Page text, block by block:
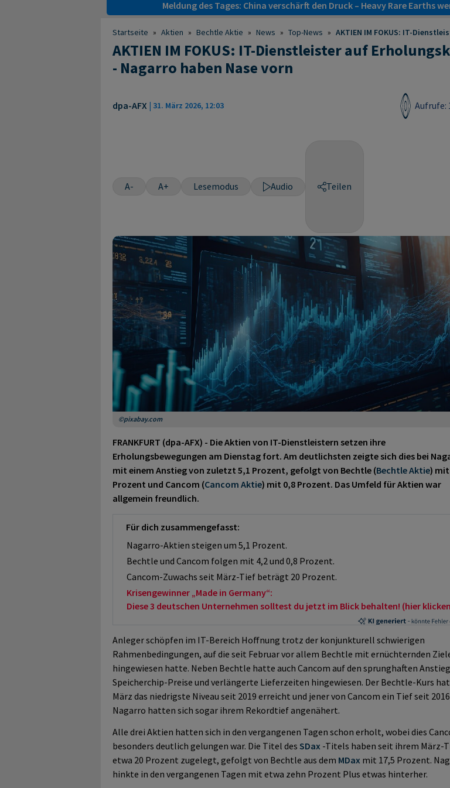
Meldung des Tages: China verschärft den Druck – Heavy Rare Earths
Startseite » Aktien » Bechtle Aktie » News » Top-News » AKTIEN IM FOKUS: IT-
AKTIEN IM FOKUS: IT-Dienstleister auf
- Nagarro haben Nase vorn
dpa-AFX | 31. März 2026, 12:03 Aufrufe:
A- A+ Lesemodus Audio Teilen
©pixabay.com
FRANKFURT (dpa-AFX) - Die Aktien von IT-Dienstleistern setzen ihre
Erholungsbewegungen am Dienstag fort. Am deutlichsten zeigte sich dies bei
mit einem Anstieg von zuletzt 5,1 Prozent, gefolgt von Bechtle (Bechtle Aktie) mit
Prozent und Cancom (Cancom Aktie) mit 0,8 Prozent. Das Umfeld für Aktien war
allgemein freundlich.
Für dich zusammengefasst:
Nagarro-Aktien steigen um 5,1 Prozent.
Bechtle und Cancom folgen mit 4,2 und 0,8 Prozent.
Cancom-Zuwachs seit März-Tief beträgt 20 Prozent.
Krisengewinner „Made in Germany“:
Diese 3 deutschen Unternehmen solltest du jetzt im Blick behalten! (hier
Anleger schöpfen im IT-Bereich Hoffnung trotz der konjunkturell schwierigen
Rahmenbedingungen, auf die seit Februar vor allem Bechtle mit ernüchternden
hingewiesen hatte. Neben Bechtle hatte auch Cancom auf den sprunghaften
Speicherchip-Preise und verlängerte Lieferzeiten hingewiesen. Der Bechtle-Kurs
März das niedrigste Niveau seit 2019 erreicht und jener von Cancom ein Tief seit
Nagarro hatten sich sogar ihrem Rekordtief angenähert.
Alle drei Aktien hatten sich in den vergangenen Tagen schon erholt, wobei dies
besonders deutlich gelungen war. Die Titel des SDax -Titels haben seit ihrem März-
etwa 20 Prozent zugelegt, gefolgt von Bechtle aus dem MDax mit 17,5 Prozent.
hinkte in den vergangenen Tagen mit etwa zehn Prozent Plus etwas hinterher.